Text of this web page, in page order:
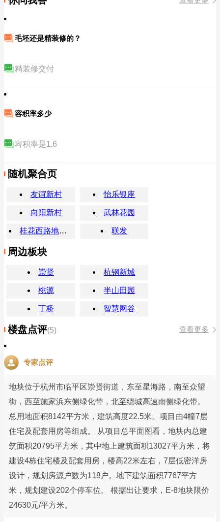
毛坯还是精装修的？
精装修交付
容积率多少
容积率是1.6
随机聚合页
友谊新村 怡乐银座
向阳新村 武林花园
桂花西路地铁站 联发
周边板块
崇贤 杭钢新城
桃源 半山田园
丁桥 智慧网谷
楼盘点评(5) 查看更多
专家点评
地块位于杭州市临平区崇贤街道，东至星海路，南至众望
街，西至施家浜东侧绿化带，北至绕城高速南侧绿化带。
总用地面积8142平方米，建筑高度22.5米。项目由4幢7层
住宅及配套用房等组成。 从项目总平面图看，地块内总建
筑面积20795平方米，其中地上建筑面积13027平方米，将
建设4栋住宅楼及配套用房，楼高22米左右，7层低密洋房
设计，规划房源户数为118户。地下建筑面积7767平方
米，规划建设202个停车位。 根据出让要求，E-8地块限价
24630元/平方米。